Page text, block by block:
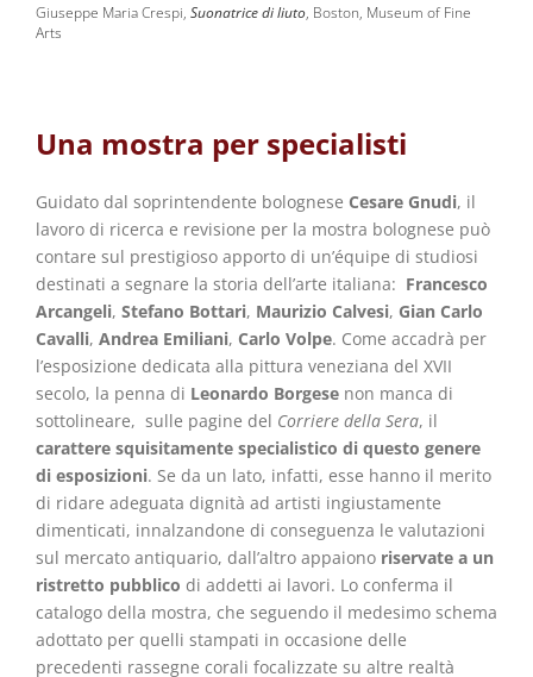
Giuseppe Maria Crespi, Suonatrice di liuto, Boston, Museum of Fine
Arts
Una mostra per specialisti
Guidato dal soprintendente bolognese Cesare Gnudi, il
lavoro di ricerca e revisione per la mostra bolognese può
contare sul prestigioso apporto di un’équipe di studiosi
destinati a segnare la storia dell’arte italiana: Francesco
Arcangeli, Stefano Bottari, Maurizio Calvesi, Gian Carlo
Cavalli, Andrea Emiliani, Carlo Volpe. Come accadrà per
l’esposizione dedicata alla pittura veneziana del XVII
secolo, la penna di Leonardo Borgese non manca di
sottolineare, sulle pagine del Corriere della Sera, il
carattere squisitamente specialistico di questo genere
di esposizioni. Se da un lato, infatti, esse hanno il merito
di ridare adeguata dignità ad artisti ingiustamente
dimenticati, innalzandone di conseguenza le valutazioni
sul mercato antiquario, dall’altro appaiono riservate a un
ristretto pubblico di addetti ai lavori. Lo conferma il
catalogo della mostra, che seguendo il medesimo schema
adottato per quelli stampati in occasione delle
precedenti rassegne corali focalizzate su altre realtà